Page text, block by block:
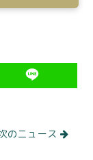
のニュース